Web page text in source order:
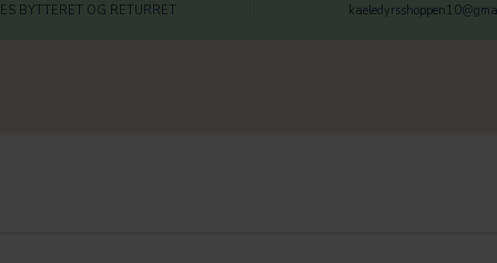
BYTTERET OG RETURRET